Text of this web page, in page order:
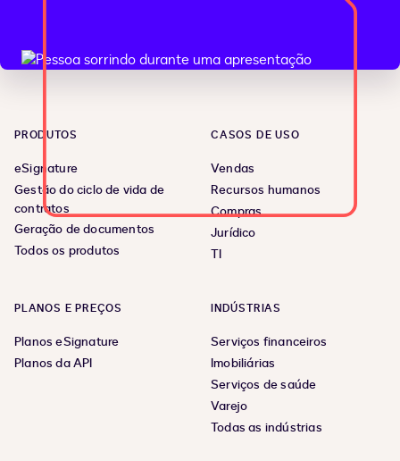
PRODUTOS
eSignature
Gestão do ciclo de vida de
contratos
Geração de documentos
Todos os produtos
CASOS DE USO
Vendas
Recursos humanos
Compras
Jurídico
TI
PLANOS E PREÇOS
Planos eSignature
Planos da API
INDÚSTRIAS
Serviços financeiros
Imobiliárias
Serviços de saúde
Varejo
Todas as indústrias